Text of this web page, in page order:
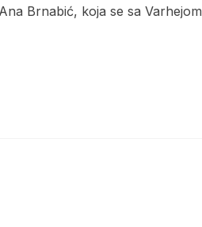
Brnabić, koja se sa Varhejom